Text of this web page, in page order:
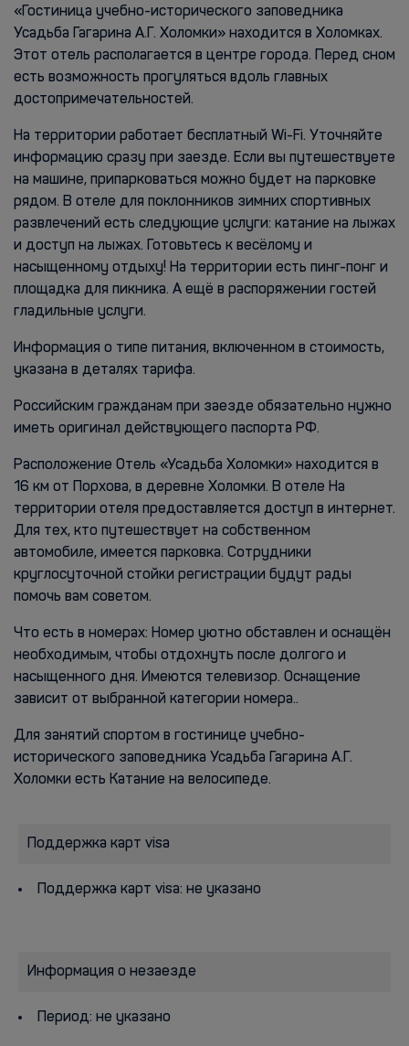
«Гостиница учебно-исторического заповедника
Усадьба Гагарина А.Г. Холомки» находится в Холомках.
Этот отель располагается в центре города. Перед сном
есть возможность прогуляться вдоль главных
достопримечательностей.
На территории работает бесплатный Wi-Fi. Уточняйте
информацию сразу при заезде. Если вы путешествуете
на машине, припарковаться можно будет на парковке
рядом. В отеле для поклонников зимних спортивных
развлечений есть следующие услуги: катание на лыжах
и доступ на лыжах. Готовьтесь к весёлому и
насыщенному отдыху! На территории есть пинг-понг и
площадка для пикника. А ещё в распоряжении гостей
гладильные услуги.
Информация о типе питания, включенном в стоимость,
указана в деталях тарифа.
Российским гражданам при заезде обязательно нужно
иметь оригинал действующего паспорта РФ.
Расположение Отель «Усадьба Холомки» находится в
16 км от Порхова, в деревне Холомки. В отеле На
территории отеля предоставляется доступ в интернет.
Для тех, кто путешествует на собственном
автомобиле, имеется парковка. Сотрудники
круглосуточной стойки регистрации будут рады
помочь вам советом.
Что есть в номерах: Номер уютно обставлен и оснащён
необходимым, чтобы отдохнуть после долгого и
насыщенного дня. Имеются телевизор. Оснащение
зависит от выбранной категории номера..
Для занятий спортом в гостинице учебно-
исторического заповедника Усадьба Гагарина А.Г.
Холомки есть Катание на велосипеде.
Поддержка карт visa
Поддержка карт visa: не указано
Информация о незаезде
Период: не указано